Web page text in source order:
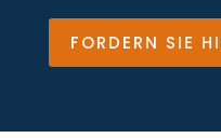
FORDERN SIE